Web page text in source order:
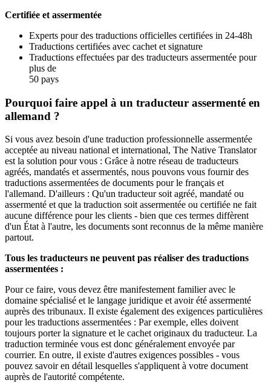
Certifiée et assermentée
Experts pour des traductions officielles certifiées in 24-48h
Traductions certifiées avec cachet et signature
Traductions effectuées par des traducteurs assermentée pour
plus de
50 pays
Pourquoi faire appel à un traducteur assermenté en
allemand ?
Si vous avez besoin d'une traduction professionnelle assermentée
acceptée au niveau national et international, The Native Translator
est la solution pour vous : Grâce à notre réseau de traducteurs
agréés, mandatés et assermentés, nous pouvons vous fournir des
traductions assermentées de documents pour le français et
l'allemand. D'ailleurs : Qu'un traducteur soit agréé, mandaté ou
assermenté et que la traduction soit assermentée ou certifiée ne fait
aucune différence pour les clients - bien que ces termes diffèrent
d'un État à l'autre, les documents sont reconnus de la même manière
partout.
Tous les traducteurs ne peuvent pas réaliser des traductions
assermentées :
Pour ce faire, vous devez être manifestement familier avec le
domaine spécialisé et le langage juridique et avoir été assermenté
auprès des tribunaux. Il existe également des exigences particulières
pour les traductions assermentées : Par exemple, elles doivent
toujours porter la signature et le cachet originaux du traducteur. La
traduction terminée vous est donc généralement envoyée par
courrier. En outre, il existe d'autres exigences possibles - vous
pouvez savoir en détail lesquelles s'appliquent à votre document
auprès de l'autorité compétente.